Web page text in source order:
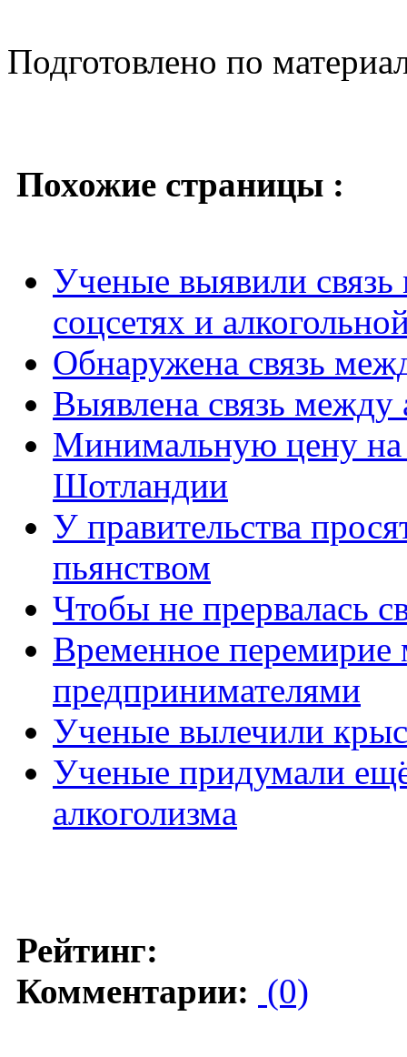
Подготовлено по
Похожие страницы :
Ученые выявили
соцсетях и
Обнаружена связь
Выявлена связь между
Минимальную цену на
Шотландии
У правительства
пьянством
Чтобы не прервалась
Временное
предпринимателями
Ученые вылечили крыс
Ученые придумали
алкоголизма
Рейтинг:
Комментарии: (0)